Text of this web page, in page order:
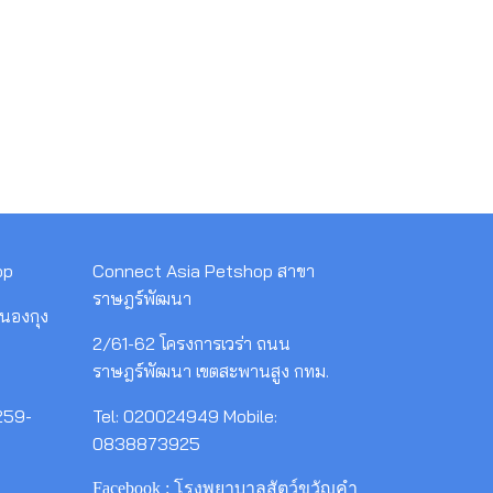
องกุง
Connect Asia Petshop สาขา
ราษฎร์พัฒนา
2/61-62 โครงการเวร่า ถนน
ราษฎร์พัฒนา เขตสะพานสูง กทม.
Tel: 020024949 Mobile:
0838873925
Facebook : โรงพยาบาลสัตว์ขวัญคำ